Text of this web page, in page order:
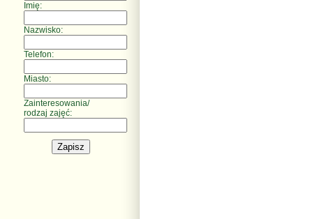
Imię:
Nazwisko:
Telefon:
Miasto:
Zainteresowania/
rodzaj zajęć: